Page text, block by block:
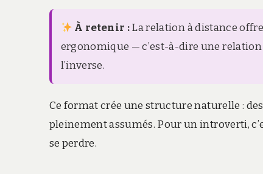
À retenir :La relation à distance offre
ergonomique — c’est-à-dire une
l’inverse.
Ce format crée une structure naturelle :
pleinement assumés. Pour un introverti,
se perdre.